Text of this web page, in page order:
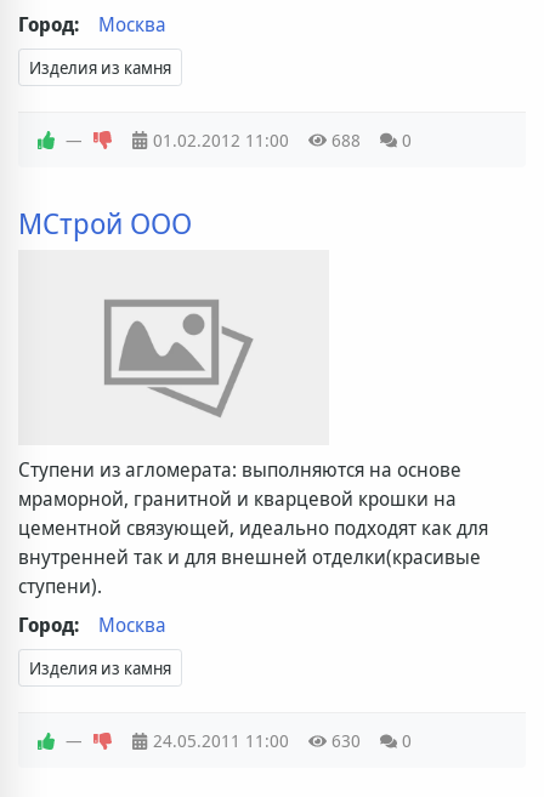
Город:
Москва
Изделия из камня
— 01.02.2012 11:00 688 0
МСтрой ООО
Ступени из агломерата: выполняются на основе
мраморной, гранитной и кварцевой крошки на
цементной связующей, идеально подходят как для
внутренней так и для внешней отделки(красивые
ступени).
Город:
Москва
Изделия из камня
— 24.05.2011 11:00 630 0